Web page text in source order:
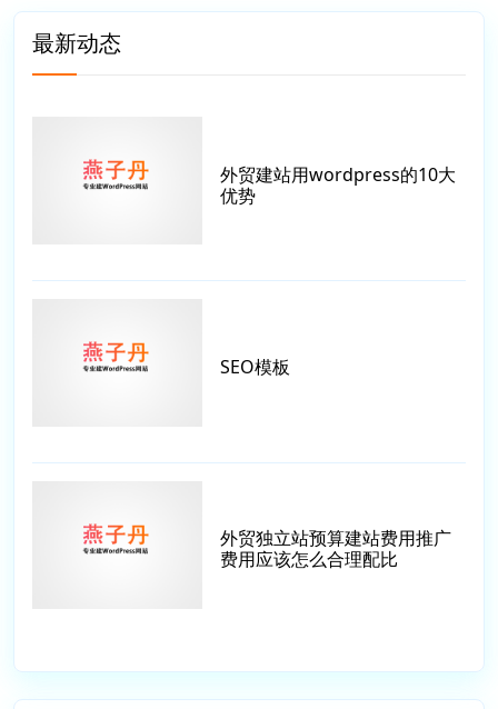
最新动态
外贸建站用wordpress的10大
优势
SEO模板
外贸独立站预算建站费用推广
费用应该怎么合理配比